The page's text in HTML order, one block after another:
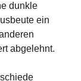
dunkle
ein
abgelehnt.